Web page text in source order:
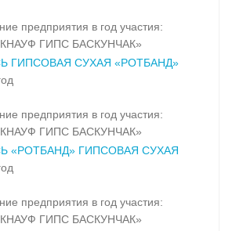
предприятия в год участия:
ГИПС БАСКУНЧАК»
ГИПСОВАЯ СУХАЯ «РОТБАНД»
предприятия в год участия:
ГИПС БАСКУНЧАК»
«РОТБАНД» ГИПСОВАЯ СУХАЯ
предприятия в год участия:
ГИПС БАСКУНЧАК»